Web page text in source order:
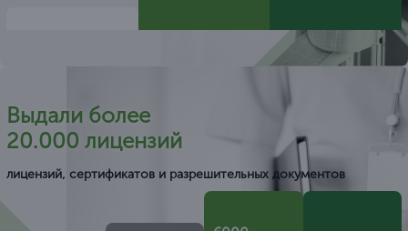
Выдали более
20.000 лицензий
лицензий, сертификатов и разрешительных документов